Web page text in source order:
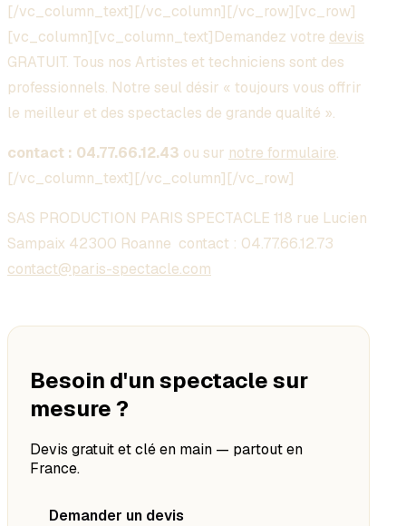
[/vc_column_text][/vc_column][/vc_row][vc_row]
[vc_column][vc_column_text]Demandez votre devis
GRATUIT. Tous nos Artistes et techniciens sont des
professionnels. Notre seul désir « toujours vous offrir
le meilleur et des spectacles de grande qualité ».
contact : 04.77.66.12.43 ou sur notre formulaire.
[/vc_column_text][/vc_column][/vc_row]
SAS PRODUCTION PARIS SPECTACLE 118 rue Lucien
Sampaix 42300 Roanne contact : 04.77.66.12.73
contact@paris-spectacle.com
Besoin d'un spectacle sur
mesure ?
Devis gratuit et clé en main — partout en
France.
Demander un devis